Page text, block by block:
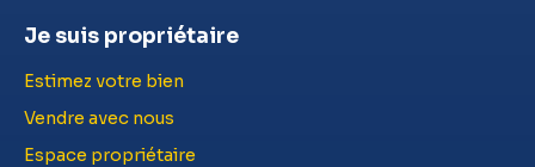
Je suis propriétaire
Estimez votre bien
Vendre avec nous
Espace propriétaire